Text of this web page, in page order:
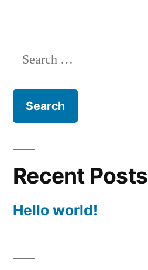
Search
for:
Recent Posts
Hello world!